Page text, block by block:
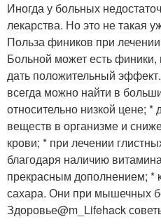
Иногда у больных
лекарства. Но это не такая
Польза фиников при
Больной может есть финики,
дать положительный
всегда можно найти в
относительно низкой цене;
веществ в организме и
крови; * при лечении
благодаря наличию
прекрасным дополнением; *
сахара. Они при мышечных
Здоровье@m_Lifehack